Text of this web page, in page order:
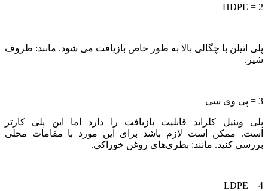
2 = HDPE
پلی اتیلن با چگالی بالا به طور خاص بازیافت می شود. مانند: ظروف
شیر.
3 = پی وی سی
پلی وینیل کلراید قابلیت بازیافت را دارد اما این پلی کارتر
است. ممکن است لازم باشد برای این مورد با مقامات محلی
بررسی کنید. مانند: بطری‌های روغن خوراکی.
4 = LDPE